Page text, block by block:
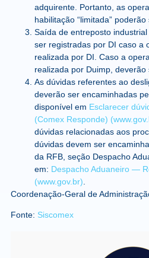
adquirente. Portanto, as
habilitação “limitada”
Saída de entreposto
ser registradas por DI caso a
realizada por DI. Caso a
realizada por Duimp, deverão
As dúvidas referentes ao
deverão ser encaminhadas
disponível em Esclarecer
(Comex Responde)
dúvidas relacionadas aos
dúvidas devem ser
da RFB, seção Despacho
em: Despacho Aduaneiro —
(www.gov.br)
Coordenação-Geral de
Fonte: Siscomex